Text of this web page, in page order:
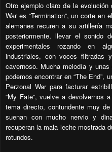
Otro ejemplo claro de la
War es “Termination”, un corte en
alemanes recuren a su artillería
posteriormente, llevar el sonido
experimentales rozando en
industriales, con voces filtradas
cavernoso. Mucha melodía y
podemos encontrar en “The End”,
Perzonal War para facturar
“My Fate”, vuelve a devolvernos
tema directo, contundente muy
suenan con mucho nervio y
recuperan la mala leche mostrada
rotundos.